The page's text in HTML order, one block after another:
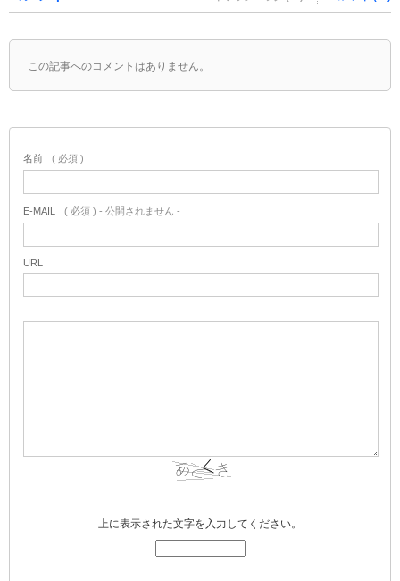
この記事へのコメントはありません。
名前 ( 必須 )
E-MAIL ( 必須 ) - 公開されません -
URL
上に表示された文字を入力してください。